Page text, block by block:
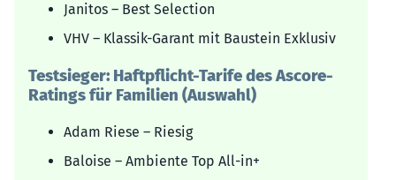
Janitos – Best Selection
VHV – Klassik-Garant mit Baustein Exklusiv
Testsieger: Haftpflicht-Tarife des Ascore-
Ratings für Familien (Auswahl)
Adam Riese – Riesig
Baloise – Ambiente Top All-in+